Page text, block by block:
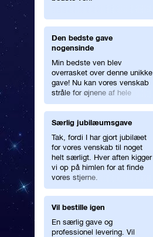
Den bedste gave
nogensinde
Min bedste ven blev
overrasket over denne unikke
gave! Nu kan vores venskab
stråle for øjnene af hele
verden.
Særlig jubilæumsgave
Tak, fordi I har gjort jubilæet
for vores venskab til noget
helt særligt. Hver aften kigger
vi op på himlen for at finde
vores stjerne.
Vil bestille igen
En særlig gave og
professionel levering. Vil